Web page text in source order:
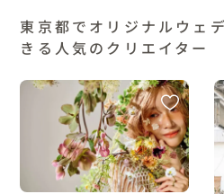
東京都でオリジナルウェ
きる人気のクリエイター